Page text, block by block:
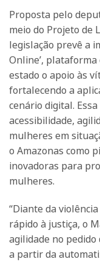
Proposta pelo
meio do Projeto de
legislação prevê a
Online’,
estado o apoio às
fortalecendo a
cenário digital.
acessibilidade,
mulheres em
o Amazonas como
inovadoras para
mulheres.
“Diante da
rápido à justiça, o
agilidade no
a partir da